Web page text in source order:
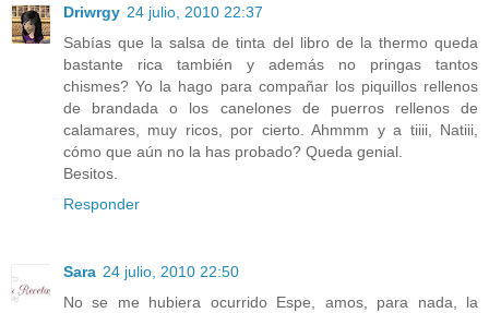
Driwrgy 24 julio, 2010 22:37
Sabías que la salsa de tinta del libro de la thermo queda
bastante rica también y además no pringas tantos
chismes? Yo la hago para compañar los piquillos rellenos
de brandada o los canelones de puerros rellenos de
calamares, muy ricos, por cierto. Ahmmm y a tiiii, Natiii,
cómo que aún no la has probado? Queda genial.
Besitos.
Responder
Sara 24 julio, 2010 22:50
No se me hubiera ocurrido Espe, amos, para nada, la